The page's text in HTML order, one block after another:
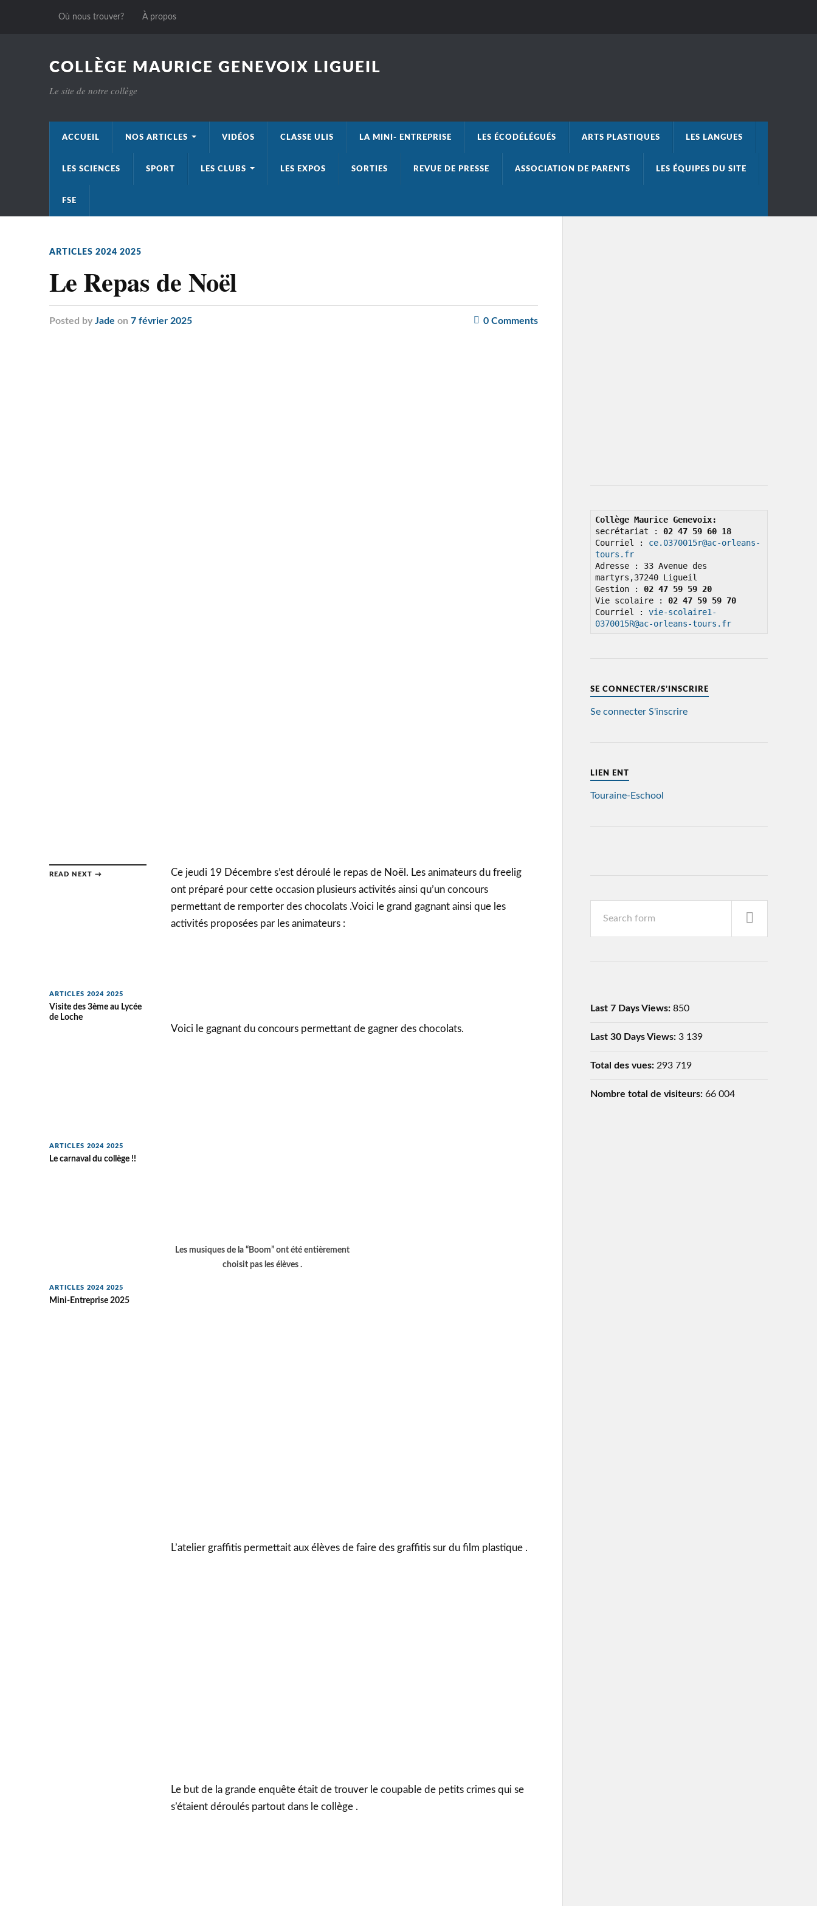
Où nous trouver? À propos
COLLÈGE MAURICE GENEVOIX LIGUEIL
Le site de notre collège
ACCUEIL NOS ARTICLES VIDÉOS CLASSE ULIS LA MINI- ENTREPRISE LES ÉCODÉLÉGUÉS ARTS PLASTIQUES LES LANGUES
LES SCIENCES SPORT LES CLUBS LES EXPOS SORTIES REVUE DE PRESSE ASSOCIATION DE PARENTS LES ÉQUIPES DU SITE
FSE
ARTICLES 2024 2025
Le Repas de Noël
Posted by Jade on 7 février 2025 0Comments
READ NEXT →
ARTICLES 2024 2025
Visite des 3ème au Lycée
de Loche
ARTICLES 2024 2025
Le carnaval du collège !!
ARTICLES 2024 2025
Mini-Entreprise 2025
Ce jeudi 19 Décembre s’est déroulé le repas de Noël. Les animateurs du freelig
ont préparé pour cette occasion plusieurs activités ainsi qu’un concours
permettant de remporter des chocolats .Voici le grand gagnant ainsi que les
activités proposées par les animateurs :
Voici le gagnant du concours permettant de gagner des chocolats.
Les musiques de la “Boom” ont été entièrement
choisit pas les élèves .
L’atelier graffitis permettait aux élèves de faire des graffitis sur du film plastique .
Le but de la grande enquête était de trouver le coupable de petits crimes qui se
s’étaient déroulés partout dans le collège .
Collège Maurice Genevoix:
secrétariat : 02 47 59 60 18
Courriel : ce.0370015r@ac-orleans-
tours.fr
Adresse : 33 Avenue des
martyrs,37240 Ligueil
Gestion : 02 47 59 59 20
Vie scolaire : 02 47 59 59 70
Courriel : vie-scolaire1-
0370015R@ac-orleans-tours.fr
SE CONNECTER/S’INSCRIRE
Se connecter S'inscrire
LIEN ENT
Touraine-Eschool
Last 7 Days Views: 850
Last 30 Days Views: 3 139
Total des vues: 293 719
Nombre total de visiteurs: 66 004